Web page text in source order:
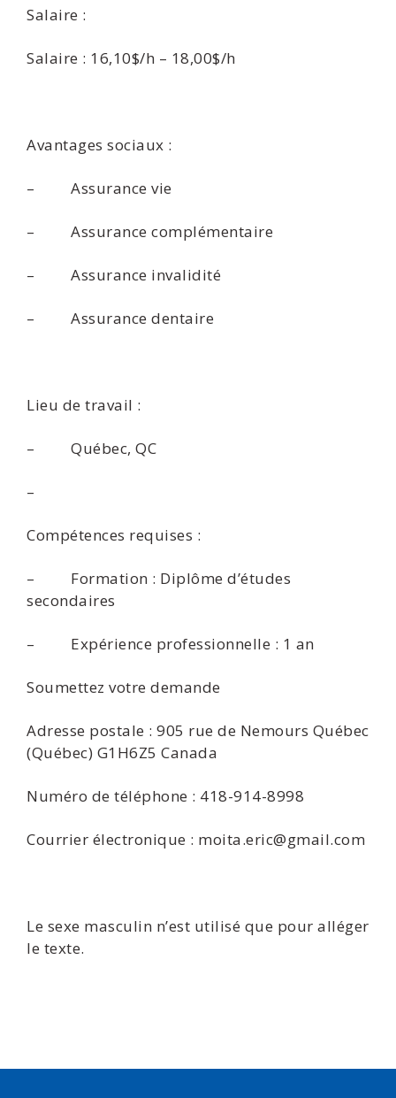
Salaire :
Salaire : 16,10$/h – 18,00$/h
Avantages sociaux :
– Assurance vie
– Assurance complémentaire
– Assurance invalidité
– Assurance dentaire
Lieu de travail :
– Québec, QC
–
Compétences requises :
– Formation : Diplôme d’études
secondaires
– Expérience professionnelle : 1 an
Soumettez votre demande
Adresse postale : 905 rue de Nemours Québec
(Québec) G1H6Z5 Canada
Numéro de téléphone : 418-914-8998
Courrier électronique : moita.eric@gmail.com
Le sexe masculin n’est utilisé que pour alléger
le texte.